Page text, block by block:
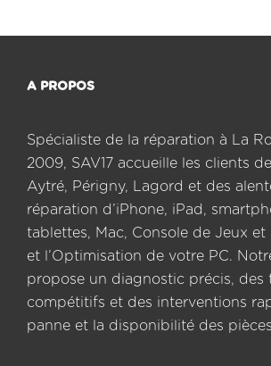
A PROPOS
Spécialiste de la réparation à La
2009, SAV17 accueille les clients
Aytré, Périgny, Lagord et des
réparation d’iPhone, iPad,
tablettes, Mac, Console de Jeux
et l’Optimisation de votre PC.
propose un diagnostic précis, des
compétitifs et des interventions
panne et la disponibilité des